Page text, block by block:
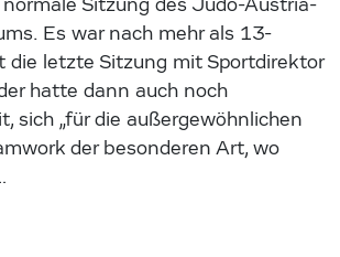
Sitzung des Judo-Austria-
Es war nach mehr als 13-
die letzte Sitzung mit Sportdirektor
hatte dann auch noch
sich „für die außergewöhnlichen
der besonderen Art, wo